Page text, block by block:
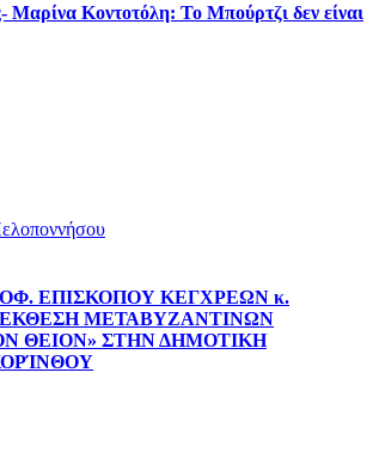
Μαρίνα Κοντοτόλη: Το Μπούρτζι δεν είναι
ΕΠΙΣΚΟΠΟΥ ΚΕΓΧΡΕΩΝ κ.
ΜΕΤΑΒΥΖΑΝΤΙΝΩΝ
ΘΕΙΟΝ» ΣΤΗΝ ΔΗΜΟΤΙΚΗ